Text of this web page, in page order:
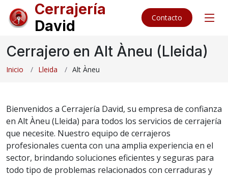
Cerrajería
David
Contacto
Cerrajero en Alt Àneu (Lleida)
Inicio Lleida Alt Àneu
Bienvenidos a Cerrajería David, su empresa de confianza
en Alt Àneu (Lleida) para todos los servicios de cerrajería
que necesite. Nuestro equipo de cerrajeros
profesionales cuenta con una amplia experiencia en el
sector, brindando soluciones eficientes y seguras para
todo tipo de problemas relacionados con cerraduras y